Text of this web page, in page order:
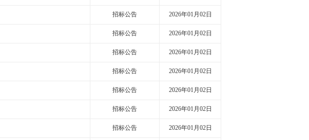
招标公告 2026年01月02日
招标公告 2026年01月02日
招标公告 2026年01月02日
招标公告 2026年01月02日
招标公告 2026年01月02日
招标公告 2026年01月02日
招标公告 2026年01月02日